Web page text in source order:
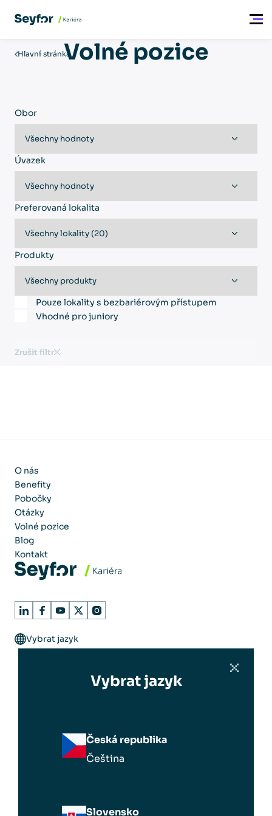
Hlavní stránkaVolné pozice
Obor
Úvazek
Preferovaná lokalita
Produkty
Pouze lokality s bezbariérovým přístupem
Vhodné pro juniory
Zrušit filtr
O nás
Benefity
Pobočky
Otázky
Volné pozice
Blog
Kontakt
Vybrat jazyk
Vybrat jazyk
Česká republika
Čeština
Slovensko